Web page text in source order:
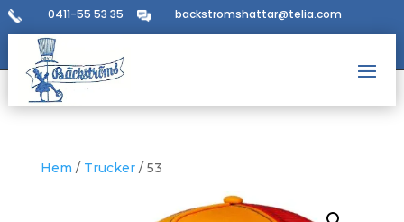
0411-55 53 35 backstromshattar@telia.com
Hem / Trucker/ 53